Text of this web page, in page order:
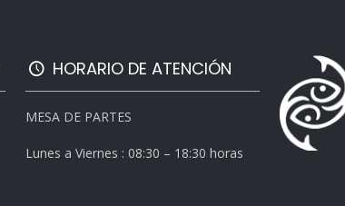
HORARIO DE ATENCIÓN
MESA DE PARTES
Lunes a Viernes : 08:30 – 18:30 horas